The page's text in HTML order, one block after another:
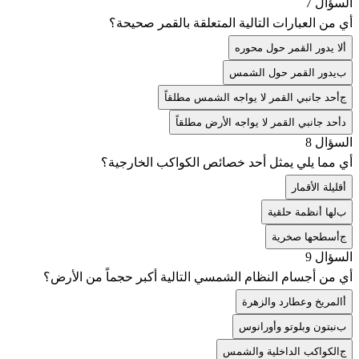
أي من العبارات التالية المتعلقة بالقمر صحيحة؟
ألا يدور القمر حول محوره
بيدور القمر حول الشمس
ج أحد جانبي القمر لا يواجه الشمس مطلقاً
د أحد جانبي القمر لا يواجه الأرض مطلقاً
السؤال 8
أي مما يلي يمثل أحد خصائص الكواكب الخارجية؟
أقليلة الأقمار
بلها أنظمة حلقية
ج أسطحها صخرية
السؤال 9
أي من أجسام النظام الشمسي التالية أكبر حجماً من الأرض؟
أالمريخ وعطارد والزهرة
بنبتون وبلوتو وأورانوس
جالكواكب الداخلية والشمس